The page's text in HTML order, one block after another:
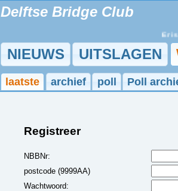
Delftse Bridge Club
Er is
NIEUWS UITSLAGEN
laatste archief poll Poll
Registreer
NBBNr:
postcode (9999AA)
Wachtwoord: